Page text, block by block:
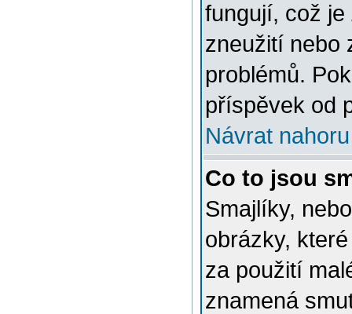
fungují, což je
zneužití nebo
problémů.
příspěvek od
Návrat nahoru
Co to jsou
Smajlíky,
obrázky,
za použití
znamená